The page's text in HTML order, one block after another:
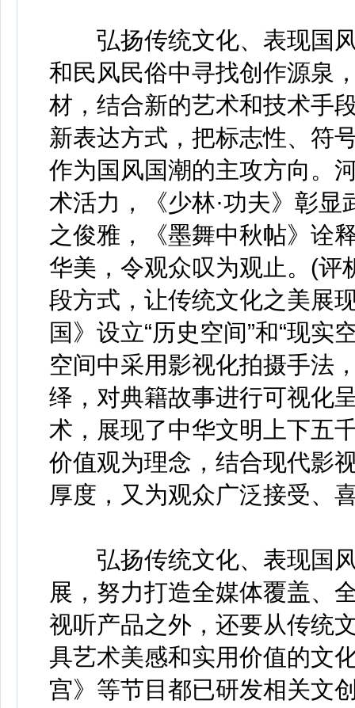
弘扬传统文化、表现国风
和民风民俗中寻找创作源泉
材，结合新的艺术和技术手
新表达方式，把标志性、符
作为国风国潮的主攻方向。
术活力，《少林·功夫》彰
之俊雅，《墨舞中秋帖》诠
华美，令观众叹为观止。(评
段方式，让传统文化之美展
国》设立“历史空间”和“现实
空间中采用影视化拍摄手法
绎，对典籍故事进行可视化
术，展现了中华文明上下五
价值观为理念，结合现代影
厚度，又为观众广泛接受、
弘扬传统文化、表现国风
展，努力打造全媒体覆盖、
视听产品之外，还要从传统
具艺术美感和实用价值的文
宫》等节目都已研发相关文